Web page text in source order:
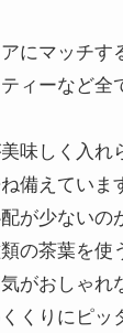
にマッチす
ィーなど全
味しく入れ
備えていま
が少ないの
の茶葉を使
がおしゃれ
くりにピッ